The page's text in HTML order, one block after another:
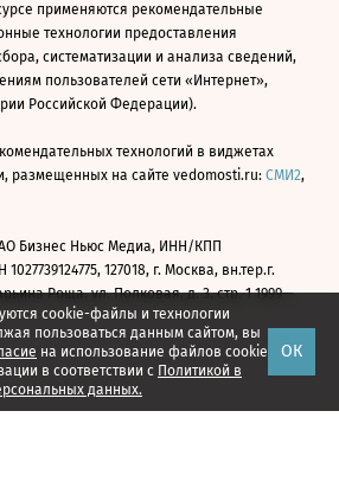
cookie-файлы и технологии
пользоваться данным сайтом, вы
на использование файлов cookie
в соответствии с Политикой в
данных.
ОК
применяются рекомендательные
технологии предоставления
систематизации и анализа сведений,
пользователей сети «Интернет»,
Российской Федерации).
технологий в виджетах
размещенных на сайте vedomosti.ru: СМИ2,
Бизнес Ньюс Медиа, ИНН/КПП
1027739124775, 127018, г. Москва, вн.тер.г.
Роща, ул. Полковая, д. 3, стр. 1 1999—